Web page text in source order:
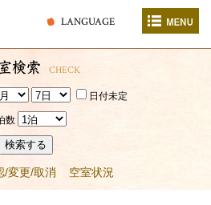
LANGUAGE
検索 CHECK
日付未定
数
検索する
/変更/取消 空室状況